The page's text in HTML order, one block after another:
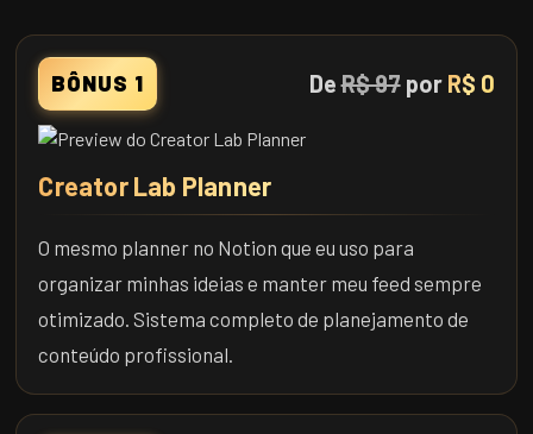
BÔNUS 1 DeR$ 97por R$ 0
Creator Lab Planner
O mesmo planner no Notion que eu uso para
organizar minhas ideias e manter meu feed sempre
otimizado. Sistema completo de planejamento de
conteúdo profissional.